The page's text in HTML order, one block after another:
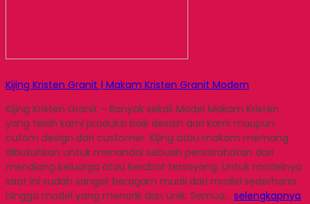
Kijing Kristen Granit | Makam Kristen Granit Modern
Kijing Kristen Granit – Banyak sekali Model Makam Kristen
yang telah kami produksi baik desain dari kami maupun
cutom design dari customer. Kijing atau makam memang
dibutuhkan untuk menandai sebuah peristirahatan dari
mendiang keluarga atau kerabat tersayang. Untuk modelnya
saat ini sudah sangat beragam muali dari model sederhana
hingga model yang menarik dan unik. Semua… selengkapnya